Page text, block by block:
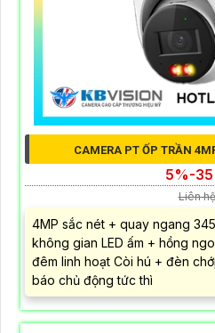
CAMERA PT ỐP TRẦN
5%-
Liên hệ
4MP sắc nét + quay ngang
không gian LED ấm + hồng
đêm linh hoạt Còi hú + đèn
báo chủ động tức thì